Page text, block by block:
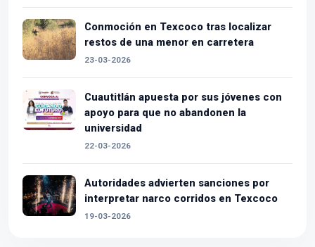
Conmoción en Texcoco tras localizar
restos de una menor en carretera
23-03-2026
Cuautitlán apuesta por sus jóvenes con
apoyo para que no abandonen la
universidad
22-03-2026
Autoridades advierten sanciones por
interpretar narco corridos en Texcoco
19-03-2026